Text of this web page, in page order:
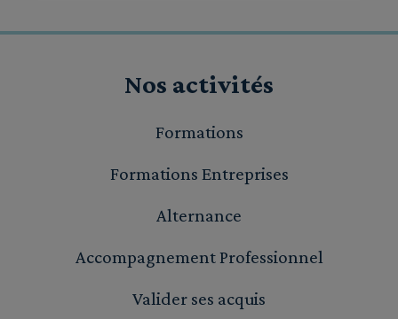
Nos activités
Formations
Formations Entreprises
Alternance
Accompagnement Professionnel
Valider ses acquis